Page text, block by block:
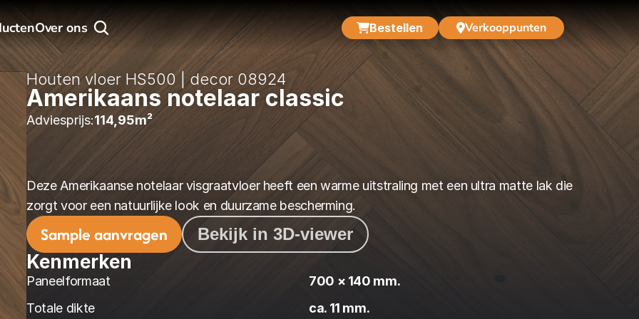
Over ons Bestellen Verkooppunten
Houten vloer HS500 | decor 08924
Amerikaans notelaar classic
Adviesprijs:114,95m²
Deze Amerikaanse notelaar visgraatvloer heeft een warme uitstraling met een ultra matte lak die
zorgt voor een natuurlijke look en duurzame bescherming.
Sample aanvragen Bekijk in 3D-viewer
Kenmerken
Paneelformaat
700 × 140 mm.
Totale dikte
ca. 11 mm.